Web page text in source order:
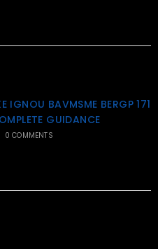
IGNOU BAVMSME BERGP 171
GUIDANCE
0 COMMENTS